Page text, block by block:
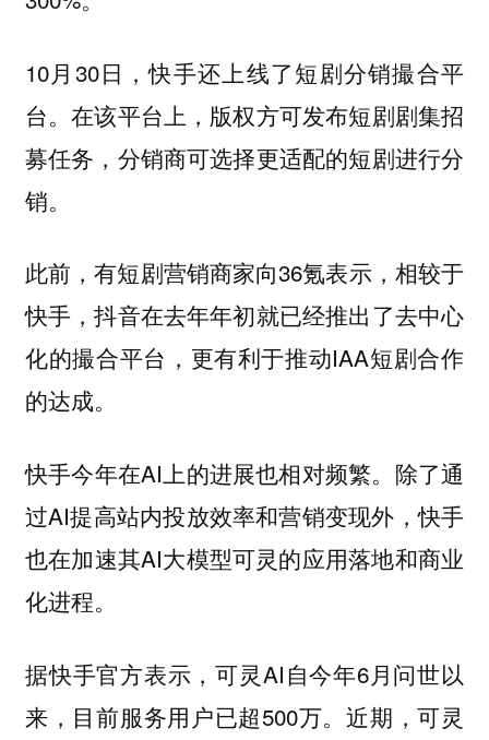
10月30日，快手还上线了短剧分销撮合平
台。在该平台上，版权方可发布短剧剧集招
募任务，分销商可选择更适配的短剧进行分
销。
此前，有短剧营销商家向36氪表示，相较于
快手，抖音在去年年初就已经推出了去中心
化的撮合平台，更有利于推动IAA短剧合作
的达成。
快手今年在AI上的进展也相对频繁。除了通
过AI提高站内投放效率和营销变现外，快手
也在加速其AI大模型可灵的应用落地和商业
化进程。
据快手官方表示，可灵AI自今年6月问世以
来，目前服务用户已超500万。近期，可灵